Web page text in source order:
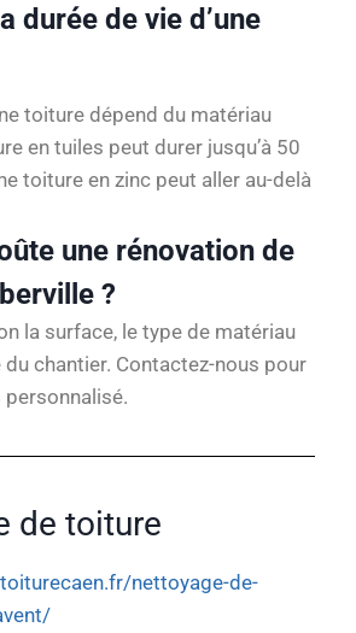
durée de vie d’une
toiture dépend du matériau
en tuiles peut durer jusqu’à 50
toiture en zinc peut aller au-delà
une rénovation de
?
la surface, le type de matériau
chantier. Contactez-nous pour
de toiture
nettoyage-de-